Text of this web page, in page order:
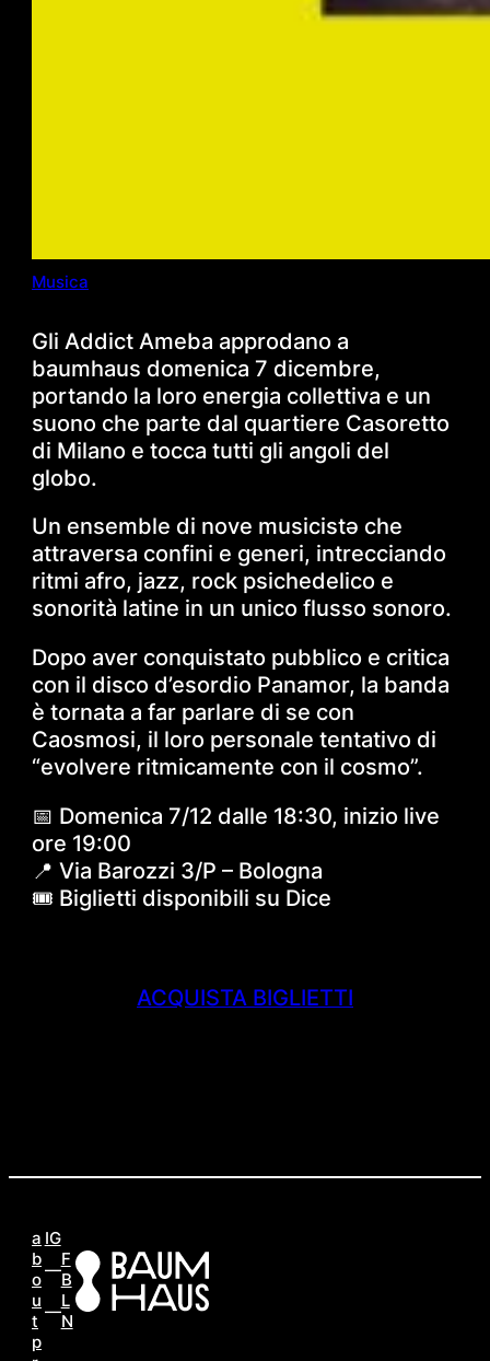
Musica
Gli Addict Ameba approdano a
baumhaus domenica 7 dicembre,
portando la loro energia collettiva e un
suono che parte dal quartiere Casoretto
di Milano e tocca tutti gli angoli del
globo.
Un ensemble di nove musicistə che
attraversa confini e generi, intrecciando
ritmi afro, jazz, rock psichedelico e
sonorità latine in un unico flusso sonoro.
Dopo aver conquistato pubblico e critica
con il disco d’esordio Panamor, la banda
è tornata a far parlare di se con
Caosmosi, il loro personale tentativo di
“evolvere ritmicamente con il cosmo”.
📅 Domenica 7/12 dalle 18:30, inizio live
ore 19:00
📍 Via Barozzi 3/P – Bologna
🎟 Biglietti disponibili su Dice
ACQUISTA BIGLIETTI
a
b
o
u
t
p
IG
F
B
L
N